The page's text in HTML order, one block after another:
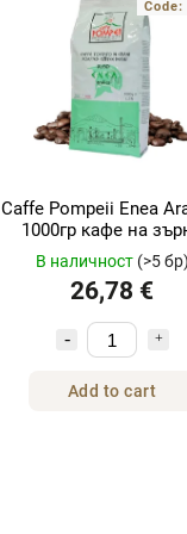
Caffe Pompeii Enea
1000гр кафе на
В наличност (>5 бр)
26,78 €
Add to cart
Code: